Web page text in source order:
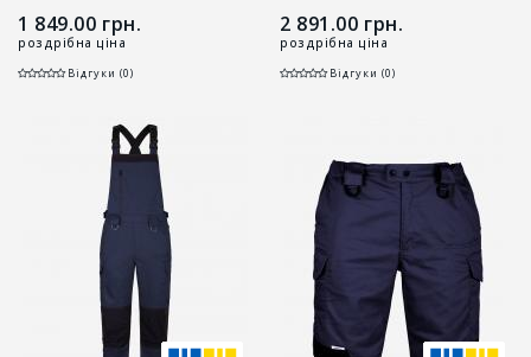
1 849.00 грн.
роздрібна ціна
Відгуки (0)
2 891.00 грн.
роздрібна ціна
Відгуки (0)